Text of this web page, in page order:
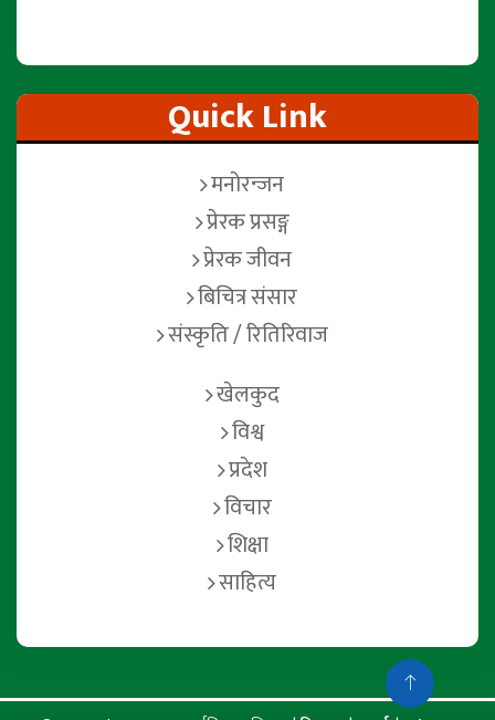
Quick Link
मनोरन्जन
प्रेरक प्रसङ्ग
प्रेरक जीवन
बिचित्र संसार
संस्कृति / रितिरिवाज
खेलकुद
विश्व
प्रदेश
विचार
शिक्षा
साहित्य